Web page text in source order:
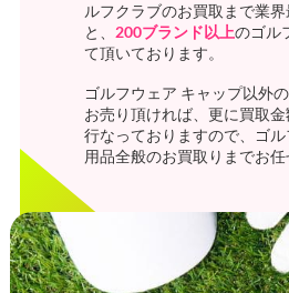
ルフクラブのお買取まで業
と、 200ブランド以上のゴル
て頂いております。
ゴルフウェア キャップ以外
お売り頂ければ、更に買取
行なっておりますので、ゴ
用品全般のお買取りまでお任